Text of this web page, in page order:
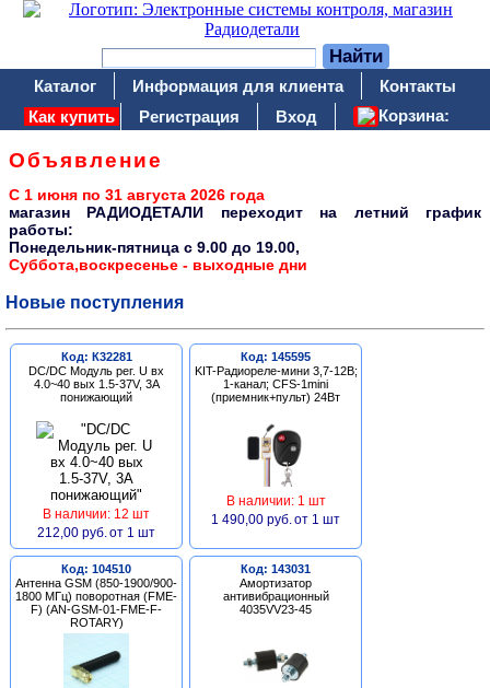
Каталог Информация для клиента
Контакты
Как купить
Регистрация Вход Корзина:
Объявление
С 1 июня по 31 августа 2026 года
магазин РАДИОДЕТАЛИ переходит на летний график
работы:
Понедельник-пятница c 9.00 до 19.00,
Суббота,воскресенье - выходные дни
Новые поступления
Код: К32281
DC/DC Модуль рег. U вх
4.0~40 вых 1.5-37V, 3A
понижающий
В наличии: 12 шт
212,00 руб. от 1 шт
Код: 145595
KIT-Радиореле-мини 3,7-12В;
1-канал; CFS-1mini
(приемник+пульт) 24Вт
В наличии: 1 шт
1 490,00 руб. от 1 шт
Код: 104510
Антенна GSM (850-1900/900-
1800 МГц) поворотная (FME-
F) (AN-GSM-01-FME-F-
ROTARY)
Код: 143031
Амортизатор
антивибрационный
4035VV23-45